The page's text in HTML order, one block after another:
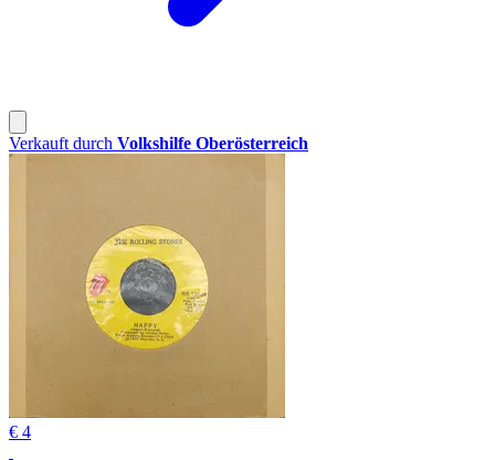
Verkauft durch Volkshilfe Oberösterreich
€ 4